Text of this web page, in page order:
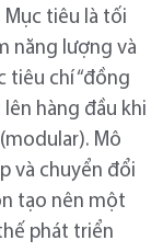
Mục tiêu là tối
năng lượng và
tiêu chí “đồng
hàng đầu khi
Mô
và chuyển đổi
tạo nên một
phát triển